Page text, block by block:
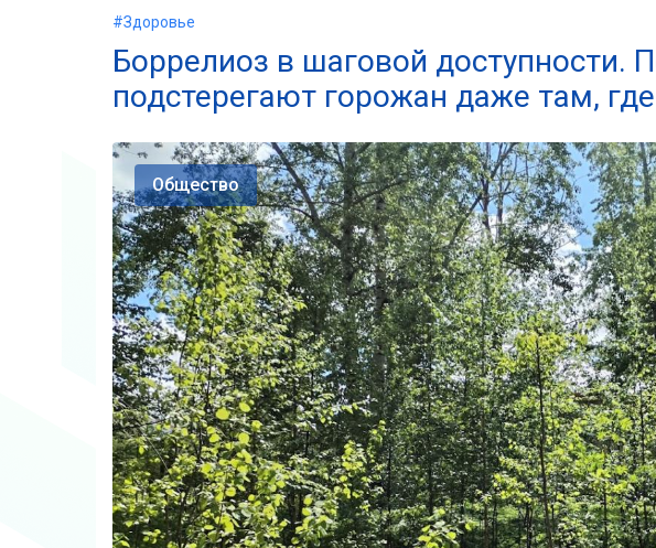
#Здоровье
Боррелиоз в шаговой доступности.
подстерегают горожан даже там,
Общество